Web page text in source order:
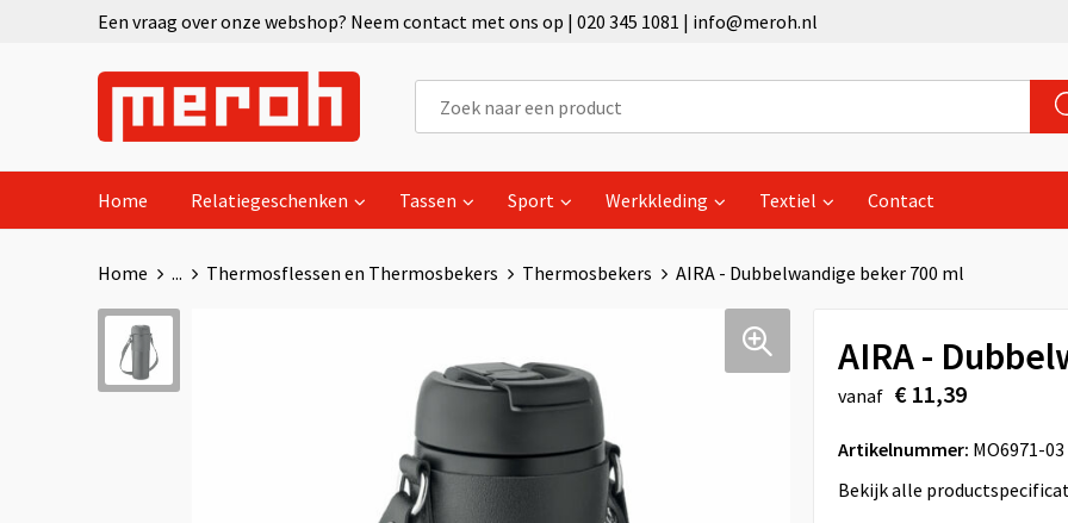
Een vraag over onze webshop? Neem contact met ons op | 020 345 1081 | info@meroh.nl
Home Relatiegeschenken Tassen Sport Werkkleding Textiel Contact
Home ... Thermosflessen en Thermosbekers Thermosbekers AIRA - Dubbelwandige beker 700 ml
AIRA -
vanaf € 11,39
Artikelnummer: MO6971-03
Bekijk alle